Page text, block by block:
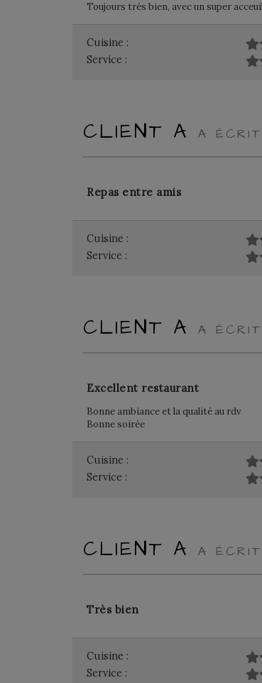
Toujours très bien, avec un super
Cuisine :
Service :
CLIENT A A
Repas entre amis
Cuisine :
Service :
CLIENT A A
Excellent restaurant
Bonne ambiance et la qualité au rdv
Bonne soirée
Cuisine :
Service :
CLIENT A A
Très bien
Cuisine :
Service :